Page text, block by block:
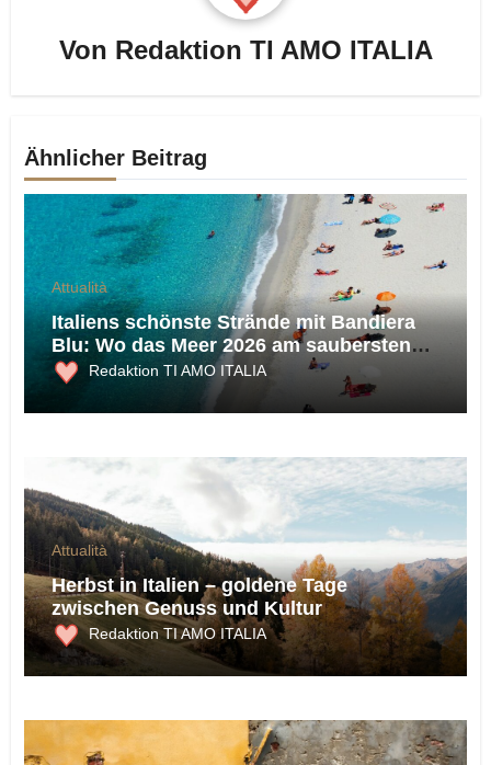
Von Redaktion TI AMO ITALIA
Ähnlicher Beitrag
Attualità
Italiens schönste Strände mit Bandiera
Blu: Wo das Meer 2026 am saubersten
ist
Redaktion TI AMO ITALIA
Attualità
Herbst in Italien – goldene Tage
zwischen Genuss und Kultur
Redaktion TI AMO ITALIA